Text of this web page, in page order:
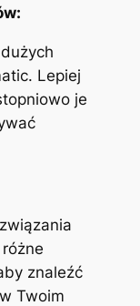
Lepiej
je
znaleźć
Twoim